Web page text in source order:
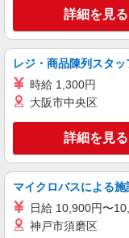
ィブ支給(規
有
キープ
派遣社員
携
残
+゜
万円支給(
ィブ支給(
有
キープ
詳細を見る
レジ・商品陳列スタッ
時給 1,300円
大阪市中央区
詳細を見る
マイクロバスによる
日給 10,900円〜
神戸市須磨区